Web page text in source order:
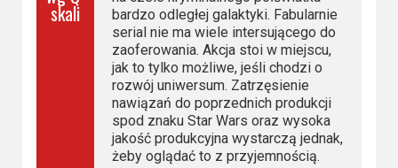
skali
bardzo odległej galaktyki. Fabularnie
serial nie ma wiele intersującego do
zaoferowania. Akcja stoi w miejscu,
jak to tylko możliwe, jeśli chodzi o
rozwój uniwersum. Zatrzęsienie
nawiązań do poprzednich produkcji
spod znaku Star Wars oraz wysoka
jakość produkcyjna wystarczą jednak,
żeby oglądać to z przyjemnością.